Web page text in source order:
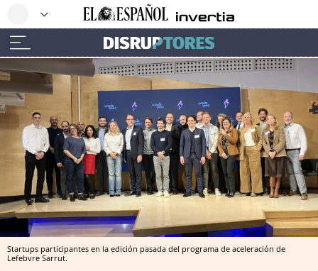
Startups participantes en la edición pasada del programa de aceleración de
Lefebvre Sarrut.